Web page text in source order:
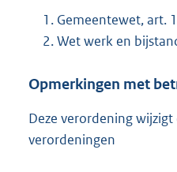
Gemeentewet, art.
Wet werk en
Opmerkingen met
Deze verordening
verordeningen